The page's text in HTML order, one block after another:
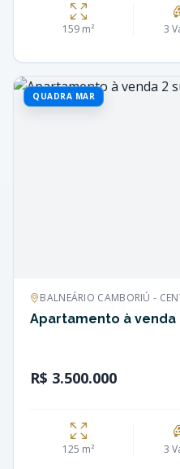
159 m² 3
QUADRA MAR
BALNEÁRIO CAMBORIÚ -
Apartamento à venda
R$ 3.500.000
125 m² 3